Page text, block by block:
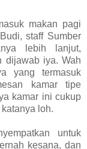
makan pagi
staff Sumber
lebih lanjut,
dijawab iya. Wah
yang termasuk
kamar tipe
kamar ini cukup
loh.
untuk
kesana, dan